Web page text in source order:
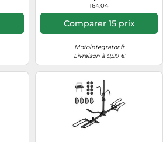
164.04
Comparer 15 prix
Motointegrator.fr
Livraison à 9,99 €